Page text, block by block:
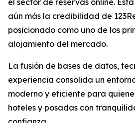
el sector de reservas online.
aún más la credibilidad de
posicionado como uno de los
alojamiento del mercado.
La fusión de bases de datos,
experiencia consolida un
moderno y eficiente para
hoteles y posadas con